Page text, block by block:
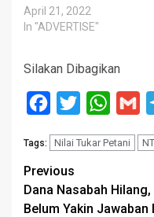
April 21, 2022
In "ADVERTISE"
Silakan Dibagikan
Facebook
Twitter
Tags: Nilai Tukar Petani
Post
navigation
Previous
Dana Nasabah Hilang,
Belum Yakin Jawaban